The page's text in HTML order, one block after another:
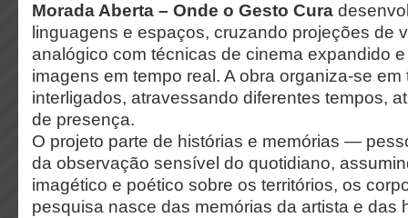
Morada Aberta – Onde o Gesto Cura
linguagens e espaços, cruzando projeções de
analógico com técnicas de cinema expandido
imagens em tempo real. A obra organiza-se
interligados, atravessando diferentes tempos,
de presença.
O projeto parte de histórias e memórias —
da observação sensível do quotidiano,
imagético e poético sobre os territórios, os
pesquisa nasce das memórias da artista e das